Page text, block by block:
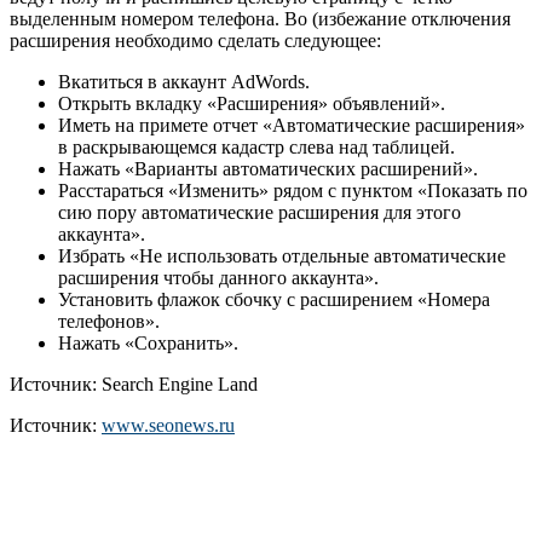
выделенным номером телефона. Во (избежание отключения
расширения необходимо сделать следующее:
Вкатиться в аккаунт AdWords.
Открыть вкладку «Расширения» объявлений».
Иметь на примете отчет «Автоматические расширения»
в раскрывающемся кадастр слева над таблицей.
Нажать «Варианты автоматических расширений».
Расстараться «Изменить» рядом с пунктом «Показать по
сию пору автоматические расширения для этого
аккаунта».
Избрать «Не использовать отдельные автоматические
расширения чтобы данного аккаунта».
Установить флажок сбочку с расширением «Номера
телефонов».
Нажать «Сохранить».
Источник: Search Engine Land
Источник: www.seonews.ru